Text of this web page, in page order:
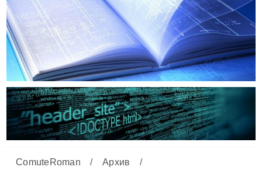
ComuteRoman / Архив
/